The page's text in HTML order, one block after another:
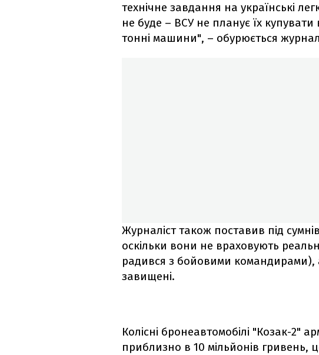
технічне завдання на українські
не буде – ВСУ не планує їх купувати
тонні машини", – обурюється
Журналіст також поставив під
оскільки вони не враховують
радився з бойовими командирами),
завищені.
Колісні бронеавтомобілі "Козак-2"
приблизно в 10 мільйонів гривень,